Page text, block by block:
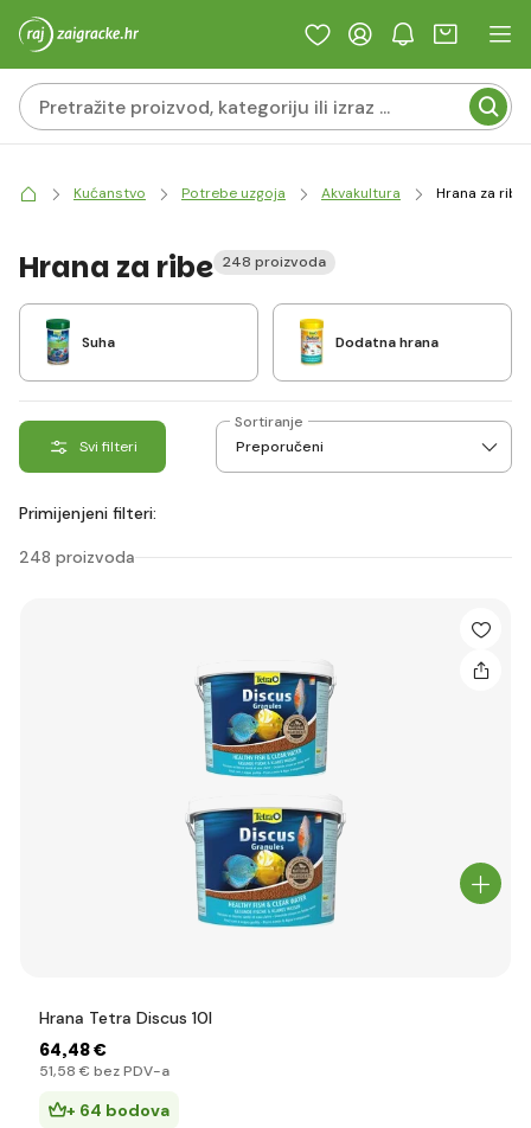
Kućanstvo Potrebe uzgoja Akvakultura Hrana za ribe
Hrana za ribe 248 proizvoda
Suha Dodatna hrana
Svi filteri
Sortiranje
Primijenjeni filteri:
248 proizvoda
Hrana Tetra Discus 10l
64,48 €
51,58 € bez PDV-a
+ 64 bodova